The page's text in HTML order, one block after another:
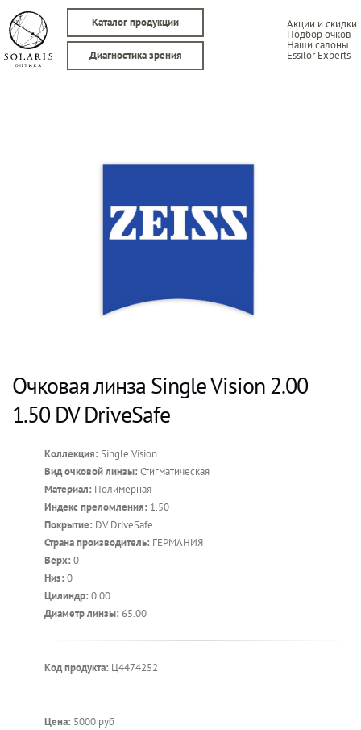
Каталог продукции Акции и скидки
Подбор очков
Наши салоны
Essilor Experts
Диагностика зрения
Очковая линза Single Vision 2.00
1.50 DV DriveSafe
Коллекция: Single Vision
Вид очковой линзы: Стигматическая
Материал: Полимерная
Индекс преломления: 1.50
Покрытие: DV DriveSafe
Страна производитель: ГЕРМАНИЯ
Верх: 0
Низ: 0
Цилиндр: 0.00
Диаметр линзы: 65.00
Код продукта: Ц4474252
Цена: 5000 руб